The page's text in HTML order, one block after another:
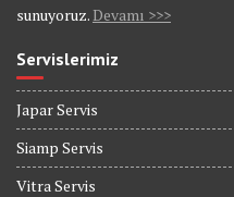
sunuyoruz.Devamı >>>
Servislerimiz
Japar Servis
Siamp Servis
Vitra Servis